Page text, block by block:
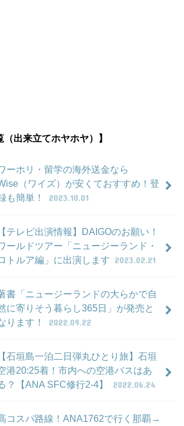
（出来立てホヤホヤ）】
ーホリ・留学の海外送金なら
（ワイズ）が安くておすすめ！登
も簡単！
2023.10.01
【テレビ出演情報】DAIGOのお願い！
ールドツアー「ニュージーランド・
トルア編」に出演します 2023.02.21
書「ニュージーランドの大らかで自
に寄りそう暮らし365日」が発売と
ります！
2022.09.22
【石垣島一泊二日弾丸ひとり旅】石垣
港20:25着！市内への空港バスはあ
？【ANA SFC修行2-4】
2022.06.24
コスパ路線！ANA1762で行く那覇→